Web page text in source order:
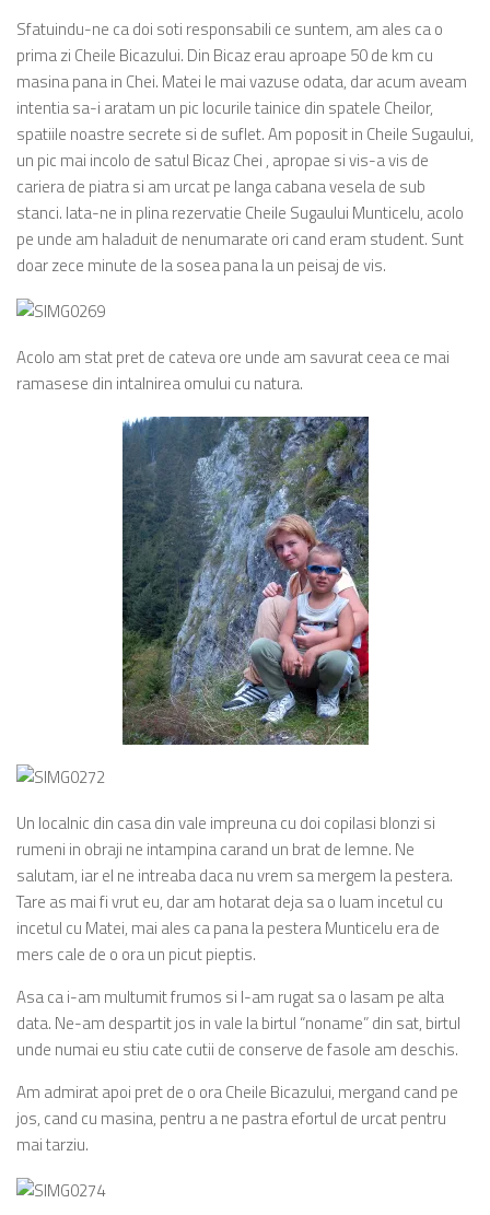
Sfatuindu-ne ca doi soti responsabili ce suntem, am ales ca o
prima zi Cheile Bicazului. Din Bicaz erau aproape 50 de km cu
masina pana in Chei. Matei le mai vazuse odata, dar acum aveam
intentia sa-i aratam un pic locurile tainice din spatele Cheilor,
spatiile noastre secrete si de suflet. Am poposit in Cheile Sugaului,
un pic mai incolo de satul Bicaz Chei , apropae si vis-a vis de
cariera de piatra si am urcat pe langa cabana vesela de sub
stanci. Iata-ne in plina rezervatie Cheile Sugaului Munticelu, acolo
pe unde am haladuit de nenumarate ori cand eram student. Sunt
doar zece minute de la sosea pana la un peisaj de vis.
Acolo am stat pret de cateva ore unde am savurat ceea ce mai
ramasese din intalnirea omului cu natura.
Un localnic din casa din vale impreuna cu doi copilasi blonzi si
rumeni in obraji ne intampina carand un brat de lemne. Ne
salutam, iar el ne intreaba daca nu vrem sa mergem la pestera.
Tare as mai fi vrut eu, dar am hotarat deja sa o luam incetul cu
incetul cu Matei, mai ales ca pana la pestera Munticelu era de
mers cale de o ora un picut pieptis.
Asa ca i-am multumit frumos si l-am rugat sa o lasam pe alta
data. Ne-am despartit jos in vale la birtul “noname” din sat, birtul
unde numai eu stiu cate cutii de conserve de fasole am deschis.
Am admirat apoi pret de o ora Cheile Bicazului, mergand cand pe
jos, cand cu masina, pentru a ne pastra efortul de urcat pentru
mai tarziu.